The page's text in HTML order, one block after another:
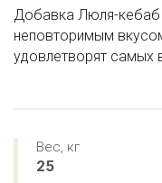
Добавка Люля-
неповторимым
удовлетворят самых
Вес, кг
25